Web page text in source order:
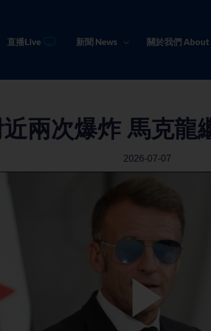
直播Live 新聞 News 關於我們 About
兩次爆炸 馬克龍
2026-07-07
Play